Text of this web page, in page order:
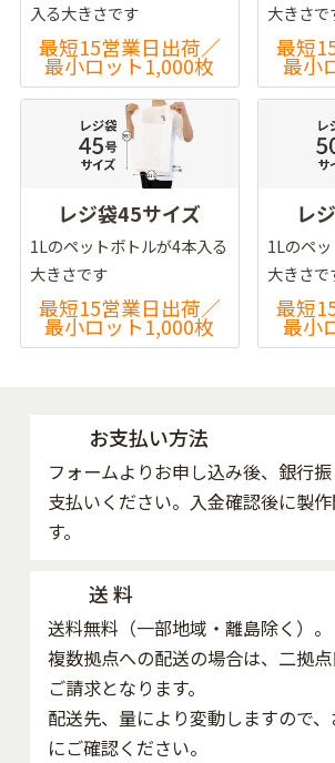
入る大きさです
最短15営業日出荷／
最小ロット1,000枚
大きさで
最短
最小
レジ袋45サイズ
1Lのペットボトルが4本入る
大きさです
最短15営業日出荷／
最小ロット1,000枚
レ
1Lのペ
大きさで
最短
最小
お支払い方法
フォームよりお申し込み後、銀行
支払いください。入金確認後に製
す。
送 料
送料無料（一部地域・離島除く）。
複数拠点への配送の場合は、二拠
ご請求となります。
配送先、量により変動しますので
にご確認ください。